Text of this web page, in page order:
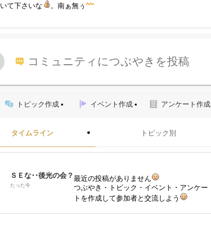
いて下さいな
。南ぁ無ぅ
コミュニティにつぶやきを投稿
トピック作成 イベント作成 アンケート作成
タイムライン トピック別
ＳＥな･･後光の会？
たった今
最近の投稿がありません
つぶやき・トピック・イベント・アンケー
トを作成して参加者と交流しよう